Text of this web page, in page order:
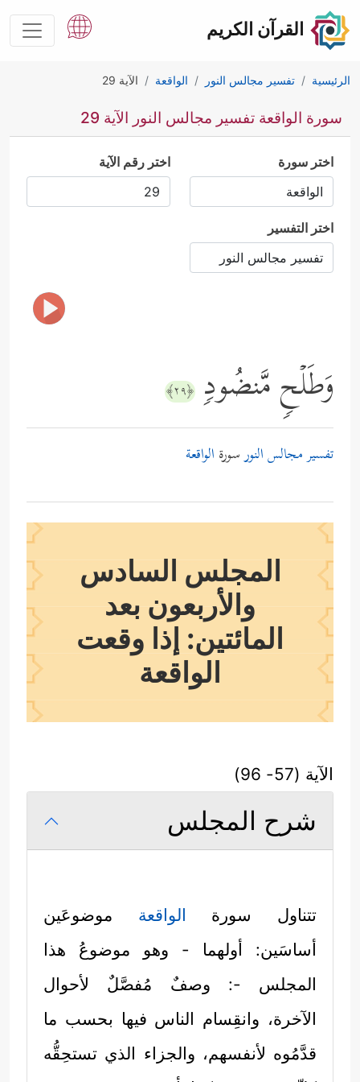
القرآن الكريم
الرئيسية تفسير مجالس النور الواقعة الآية 29
سورة الواقعة تفسير مجالس النور الآية 29
اختر سورة اختر رقم الآية
اختر التفسير
وَطَلۡحࣲ مَّنضُودࣲ ﴿٢٩﴾
تفسير مجالس النورسورة الواقعة
المجلس السادس
والأربعون بعد
المائتين: إذا وقعت
الواقعة
الآية (57- 96)
شرح المجلس
تتناول سورة الواقعة موضوعَين
أساسَين: أولهما - وهو موضوعُ هذا
المجلس -: وصفٌ مُفصَّلٌ لأحوال
الآخرة، وانقِسام الناس فيها بحسب ما
قدَّمُوه لأنفسهم، والجزاء الذي تستحِقُّه